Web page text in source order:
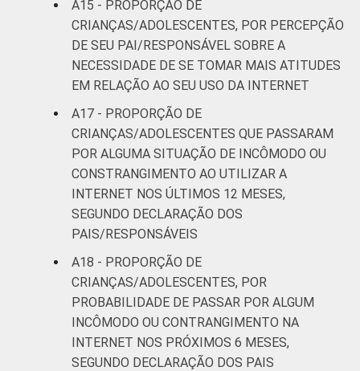
A15 - PROPORÇÃO DE
CRIANÇAS/ADOLESCENTES, POR PERCEPÇÃO
DE SEU PAI/RESPONSÁVEL SOBRE A
NECESSIDADE DE SE TOMAR MAIS ATITUDES
EM RELAÇÃO AO SEU USO DA INTERNET
A17 - PROPORÇÃO DE
CRIANÇAS/ADOLESCENTES QUE PASSARAM
POR ALGUMA SITUAÇÃO DE INCÔMODO OU
CONSTRANGIMENTO AO UTILIZAR A
INTERNET NOS ÚLTIMOS 12 MESES,
SEGUNDO DECLARAÇÃO DOS
PAIS/RESPONSÁVEIS
A18 - PROPORÇÃO DE
CRIANÇAS/ADOLESCENTES, POR
PROBABILIDADE DE PASSAR POR ALGUM
INCÔMODO OU CONTRANGIMENTO NA
INTERNET NOS PRÓXIMOS 6 MESES,
SEGUNDO DECLARAÇÃO DOS PAIS